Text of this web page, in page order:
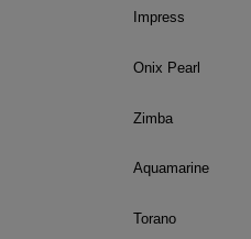
Impress
Onix Pearl
Zimba
Aquamarine
Torano